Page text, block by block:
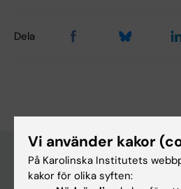
Dela
Upptäck KI
Vi använder kakor
På Karolinska Institutets
kakor för olika syften: